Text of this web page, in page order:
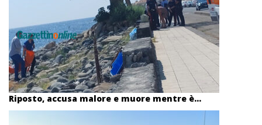
Riposto, accusa malore e muore mentre è...